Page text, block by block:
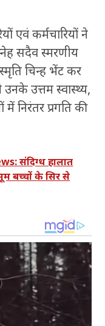
एवं कर्मचारियों ने
सदैव स्मरणीय
चिन्ह भेंट कर
उत्तम स्वास्थ्य,
निरंतर प्रगति की
संदिग्ध हालात
बच्चों के सिर से